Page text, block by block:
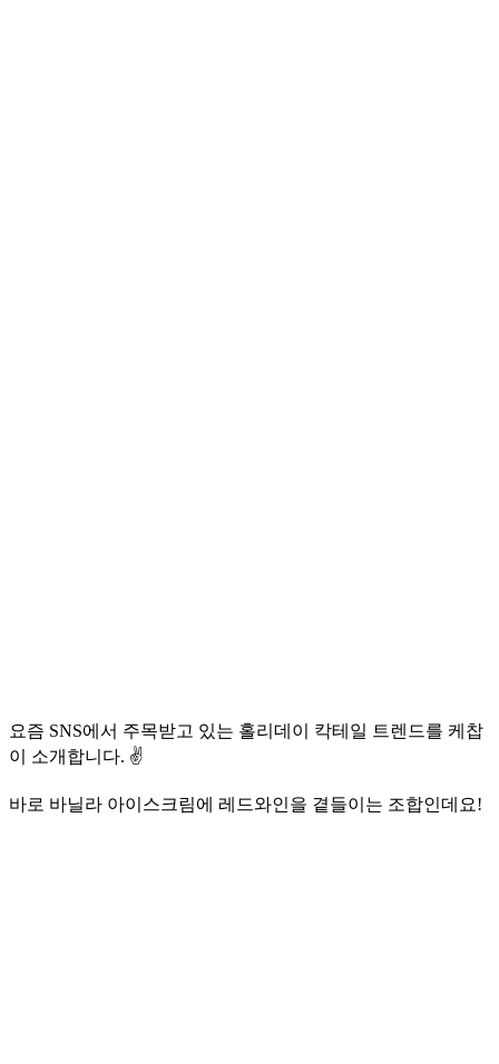
요즘 SNS에서 주목받고 있는 홀리데이 칵테일 트렌드를 케찹
이 소개합니다. ✌️
바로 바닐라 아이스크림에 레드와인을 곁들이는 조합인데요!